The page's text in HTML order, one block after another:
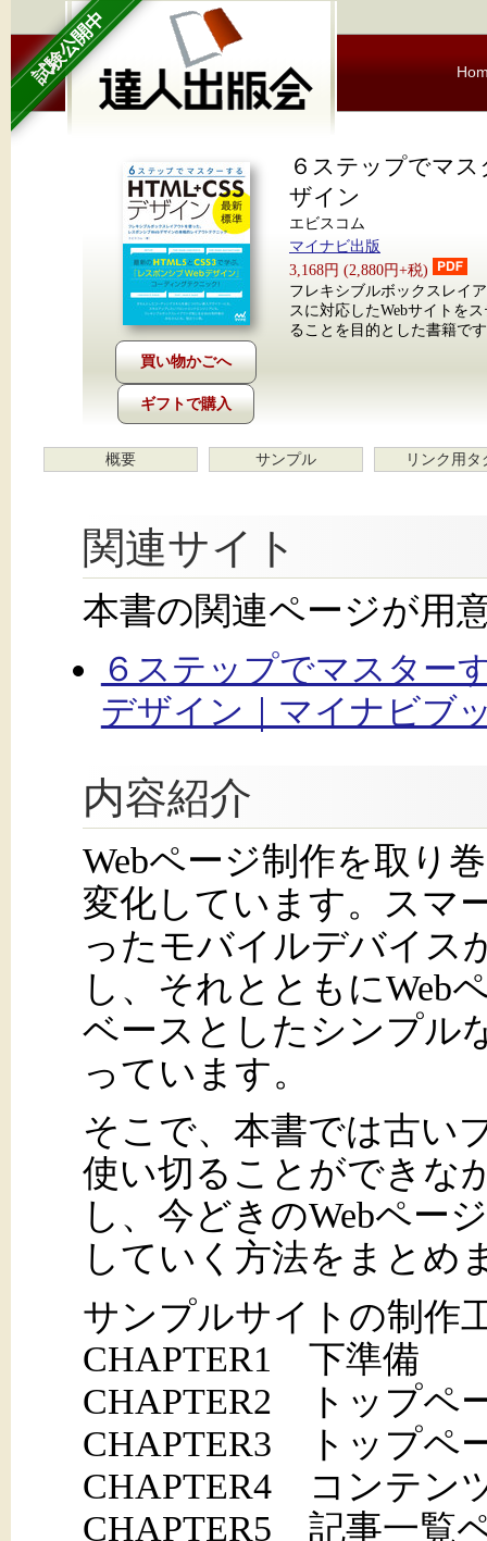
試験公開中
ギフトで購入
６ステップでマス
ザイン
エビスコム
マイナビ出版
3,168円 (2,880円+税)
フレキシブルボックスレイ
スに対応したWebサイトを
ることを目的とした書籍で
概要 サンプル リンク用タ
関連サイト
本書の関連ページが用
６ステップでマスター
デザイン｜マイナビブ
内容紹介
Webページ制作を取り
変化しています。スマ
ったモバイルデバイス
し、それとともにWeb
ベースとしたシンプル
っています。
そこで、本書では古い
使い切ることができな
し、今どきのWebペー
していく方法をまとめ
サンプルサイトの制作
CHAPTER1 下準備
CHAPTER2 トップペ
CHAPTER3 トップペ
CHAPTER4 コンテン
CHAPTER5 記事一覧